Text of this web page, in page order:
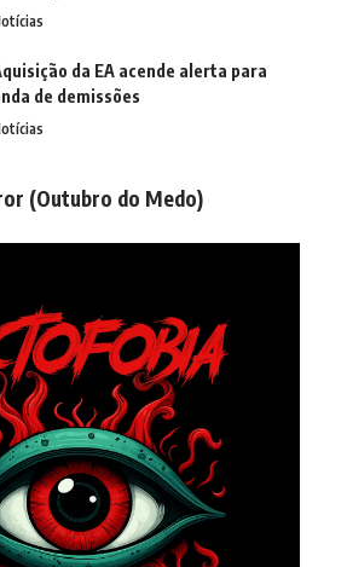
da EA acende alerta para
de demissões
(Outubro do Medo)